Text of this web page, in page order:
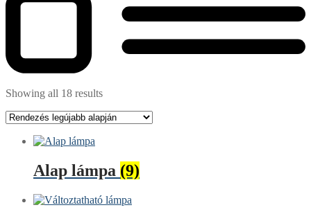
Showing all 18 results
Alap lámpa (9)